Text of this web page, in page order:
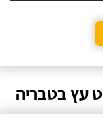
עץ בטבריה